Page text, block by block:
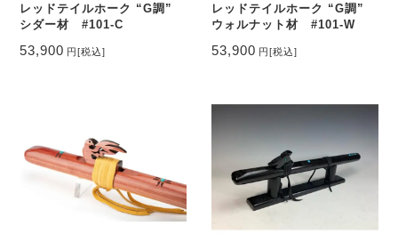
レッドテイルホーク “G調”
シダー材 #101-C
53,900 円[税込]
レッドテイルホーク “G調”
ウォルナット材 #101-W
53,900 円[税込]